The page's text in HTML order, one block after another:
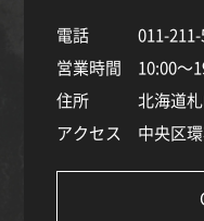
電話
011-
営業時間
10:00～
住所
北海道
アクセス
中央区